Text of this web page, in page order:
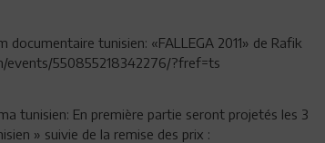
documentaire tunisien: «FALLEGA 2011» de Rafik
events/550855218342276/?fref=ts
tunisien: En première partie seront projetés les 3
» suivie de la remise des prix :